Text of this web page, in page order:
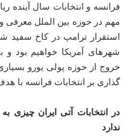
فرانسه و انتخابات سال آینده
مهم در حوزه بین الملل معرفی
استقرار ترامپ در کاخ سفید
شهرهای آمریکا خواهیم بود و
خروج از حوزه پولی یورو بسیاری
گذاری بر انتخابات فرانسه با
در انتخابات آتی ایران چیزی
ندارد